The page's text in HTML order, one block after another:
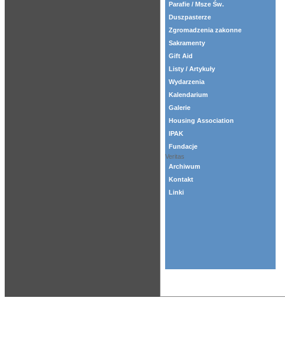
Parafie / Msze Św.
Duszpasterze
Zgromadzenia zakonne
Sakramenty
Gift Aid
Listy / Artykuły
Wydarzenia
Kalendarium
Galerie
Housing Association
IPAK
Fundacje
Veritas
Archiwum
Kontakt
Linki